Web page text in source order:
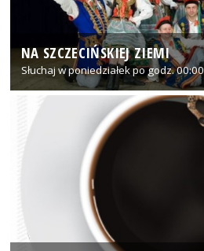
NA SZCZECIŃSKIEJ ZIEMI
Słuchaj w poniedziałek po godz. 00:00